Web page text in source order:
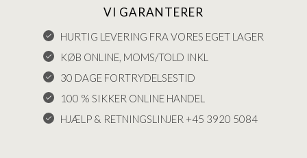
VI GARANTERER
HURTIG LEVERING FRA VORES EGET LAGER
KØB ONLINE, MOMS/TOLD INKL
30 DAGE FORTRYDELSESTID
100 % SIKKER ONLINE HANDEL
HJÆLP & RETNINGSLINJER +45 3920 5084